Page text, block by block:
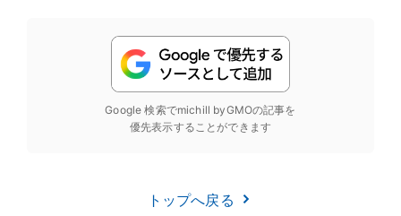
Google 検索でmichill byGMOの記事を
優先表示することができます
トップへ戻る